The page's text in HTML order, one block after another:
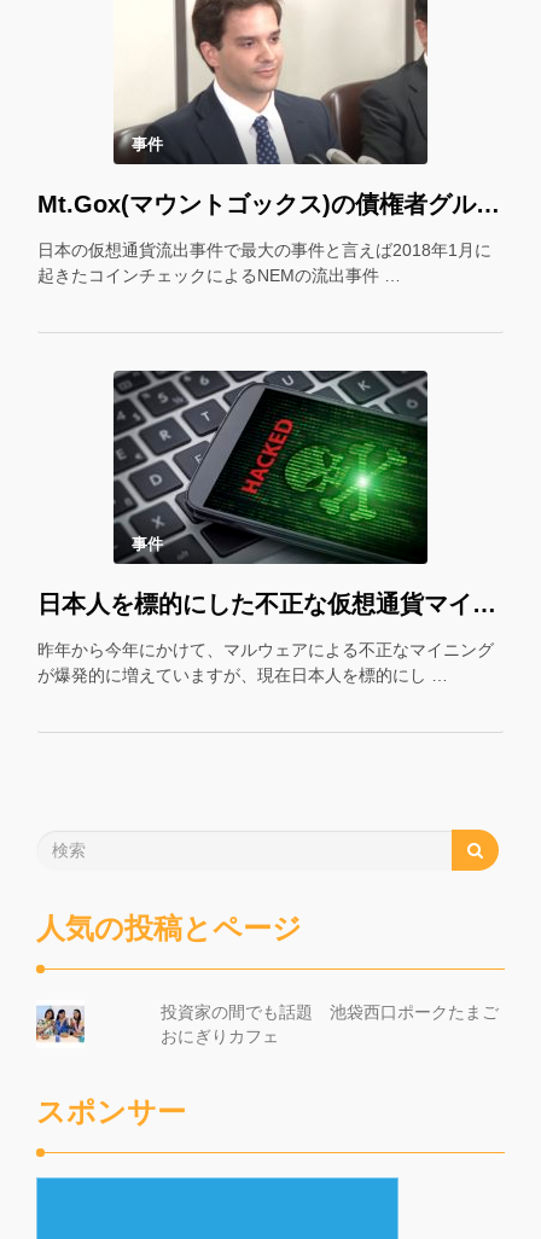
事件
Mt.Gox(マウントゴックス)の債権者グループが口座へのBTC振込に方針変更
日本の仮想通貨流出事件で最大の事件と言えば2018年1月に
起きたコインチェックによるNEMの流出事件 …
事件
日本人を標的にした不正な仮想通貨マイニング。一か月で310万件超を記録
昨年から今年にかけて、マルウェアによる不正なマイニング
が爆発的に増えていますが、現在日本人を標的にし …
人気の投稿とページ
投資家の間でも話題 池袋西口ポークたまご
おにぎりカフェ
スポンサー